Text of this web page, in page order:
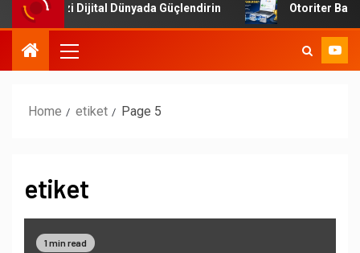
Dijital Dünyada Güçlendirin Otoriter
Home etiket Page 5
etiket
1 min read